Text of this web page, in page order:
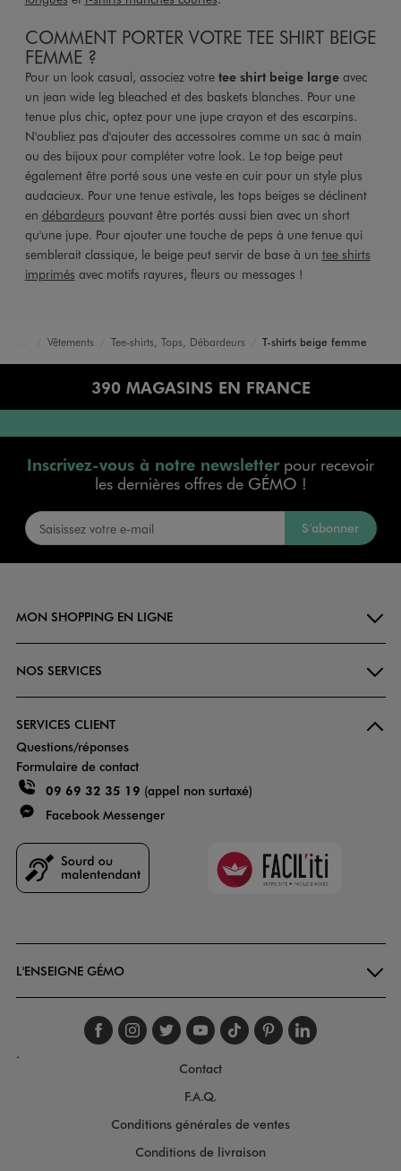
COMMENT PORTER VOTRE TEE SHIRT BEIGE
FEMME ?
Pour un look casual, associez votre tee shirt beige largeavec
un jean wide leg bleached et des baskets blanches. Pour une
tenue plus chic, optez pour une jupe crayon et des escarpins.
N'oubliez pas d'ajouter des accessoires comme un sac à main
ou des bijoux pour compléter votre look. Le top beige peut
également être porté sous une veste en cuir pour un style plus
audacieux. Pour une tenue estivale, les tops beiges se déclinent
en débardeurs pouvant être portés aussi bien avec un short
qu'une jupe. Pour ajouter une touche de peps à une tenue qui
semblerait classique, le beige peut servir de base à un tee shirts
imprimés avec motifs rayures, fleurs ou messages !
Vêtements Tee-shirts, Tops, Débardeurs T-shirts beige femme
390 MAGASINS EN FRANCE
Inscrivez-vous à notre newsletterpour recevoir
les dernières offres de GÉMO !
S’abonner
MON SHOPPING EN LIGNE
NOS SERVICES
SERVICES CLIENT
Questions/réponses
Formulaire de contact
09 69 32 35 19 (appel non surtaxé)
Facebook Messenger
Faciliti
L'ENSEIGNE GÉMO
Suivez-nous sur
Suivez-nous sur
Suivez-nous sur
Suivez-nous
Suivez-nous
Suivez-
.
Contact
F.A.Q.
Conditions générales de ventes
Conditions de livraison